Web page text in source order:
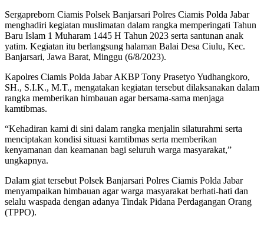
Sergapreborn Ciamis Polsek Banjarsari Polres Ciamis Polda Jabar
menghadiri kegiatan muslimatan dalam rangka memperingati Tahun
Baru Islam 1 Muharam 1445 H Tahun 2023 serta santunan anak
yatim. Kegiatan itu berlangsung halaman Balai Desa Ciulu, Kec.
Banjarsari, Jawa Barat, Minggu (6/8/2023).
Kapolres Ciamis Polda Jabar AKBP Tony Prasetyo Yudhangkoro,
SH., S.I.K., M.T., mengatakan kegiatan tersebut dilaksanakan dalam
rangka memberikan himbauan agar bersama-sama menjaga
kamtibmas.
“Kehadiran kami di sini dalam rangka menjalin silaturahmi serta
menciptakan kondisi situasi kamtibmas serta memberikan
kenyamanan dan keamanan bagi seluruh warga masyarakat,”
ungkapnya.
Dalam giat tersebut Polsek Banjarsari Polres Ciamis Polda Jabar
menyampaikan himbauan agar warga masyarakat berhati-hati dan
selalu waspada dengan adanya Tindak Pidana Perdagangan Orang
(TPPO).